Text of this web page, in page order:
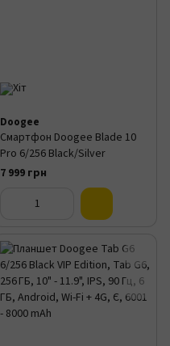
Doogee
Смартфон Doogee Blade 10
Pro 6/256 Black/Silver
7 999 грн